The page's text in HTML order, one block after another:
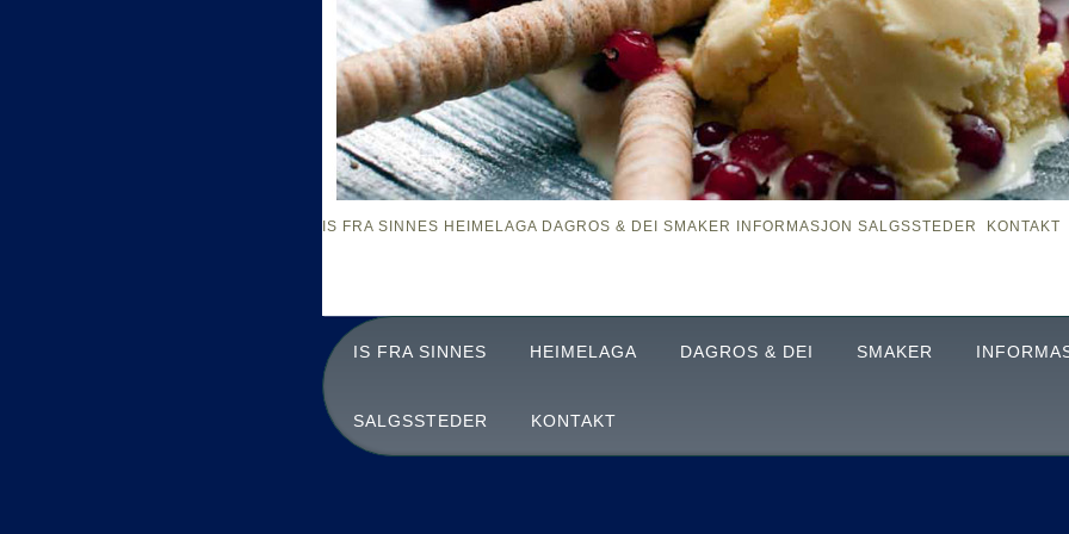
IS FRA SINNES HEIMELAGA DAGROS & DEI SMAKER INFORMASJON SALGSSTEDER KONTAKT
IS FRA SINNES HEIMELAGA DAGROS & DEI SMAKER
SALGSSTEDER KONTAKT